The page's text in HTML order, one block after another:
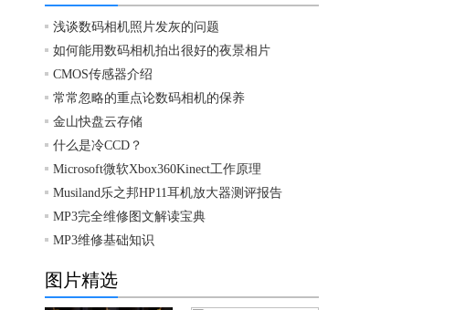
浅谈数码相机照片发灰的问题
如何能用数码相机拍出很好的夜景相片
CMOS传感器介绍
常常忽略的重点论数码相机的保养
金山快盘云存储
什么是冷CCD？
Microsoft微软Xbox360Kinect工作原理
Musiland乐之邦HP11耳机放大器测评报告
MP3完全维修图文解读宝典
MP3维修基础知识
图片精选